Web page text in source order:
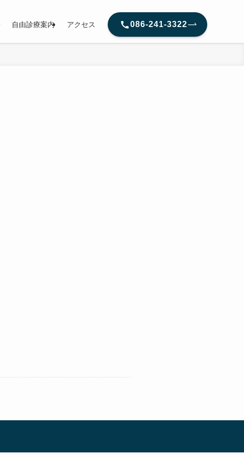
自由診療案内 アクセス 086-241-3322